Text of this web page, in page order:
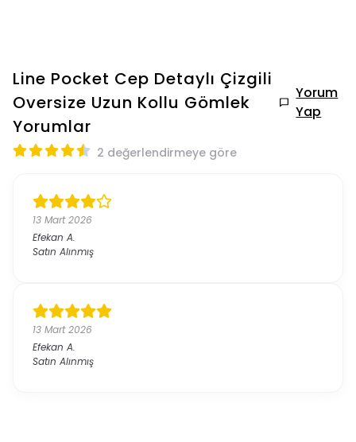
Line Pocket Cep Detaylı Çizgili
Oversize Uzun Kollu Gömlek
Yorumlar
Yorum
Yap
2 değerlendirmeye göre
13 Mart 2026
Efekan A.
Satın Alınmış
13 Mart 2026
Efekan A.
Satın Alınmış